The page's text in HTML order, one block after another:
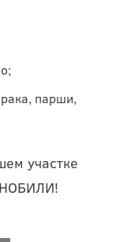
парши,
участке
НОБИЛИ!